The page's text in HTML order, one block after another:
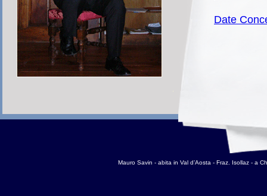
Date
Mauro Savin - abita in Val d’Aosta - Fraz. Isollaz - a